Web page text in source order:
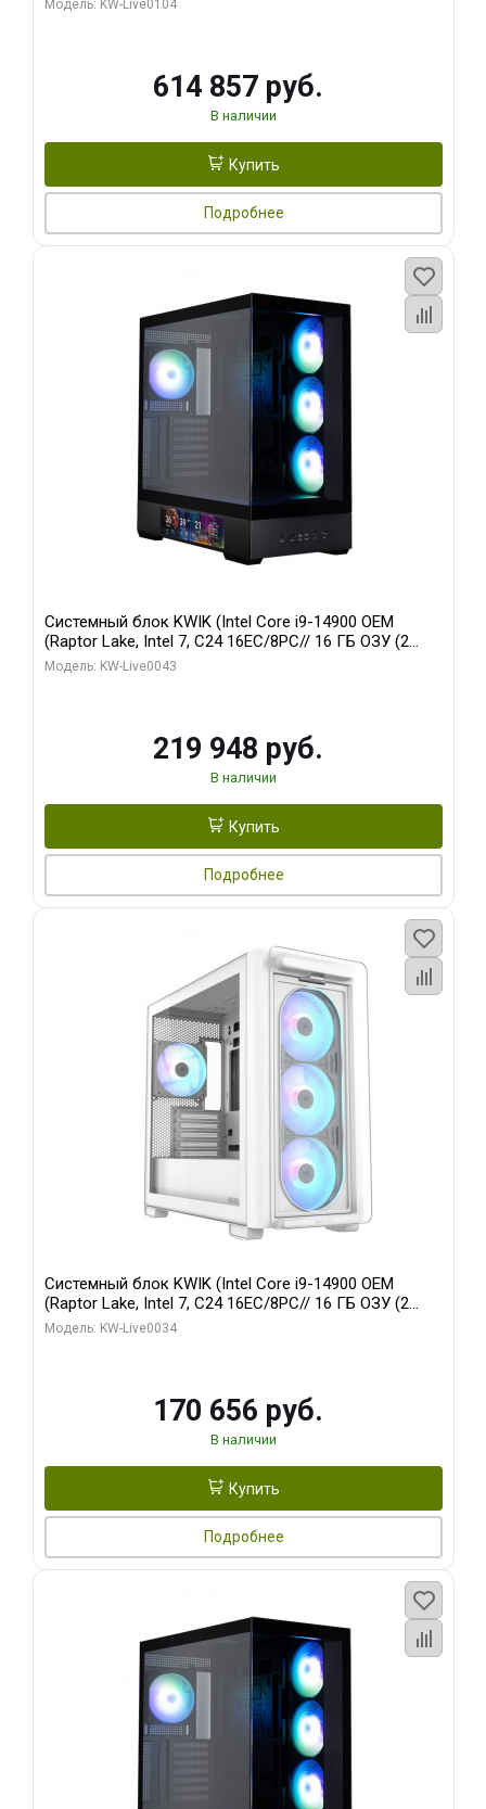
Модель: KW-Live0104
614 857 руб.
В наличии
Купить
Подробнее
Системный блок KWIK (Intel Core i9-14900 OEM
(Raptor Lake, Intel 7, C24 16EC/8PC// 16 ГБ ОЗУ (2
модуля)/ Palit RTX5070Ti GAMINGPRO-S OC 16GB
Модель: KW-Live0043
219 948 руб.
В наличии
Купить
Подробнее
Системный блок KWIK (Intel Core i9-14900 OEM
(Raptor Lake, Intel 7, C24 16EC/8PC// 16 ГБ ОЗУ (2
модуля)/ MSI RTX5060Ti VENTUS 2X PLUS 16GB
Модель: KW-Live0034
170 656 руб.
В наличии
Купить
Подробнее